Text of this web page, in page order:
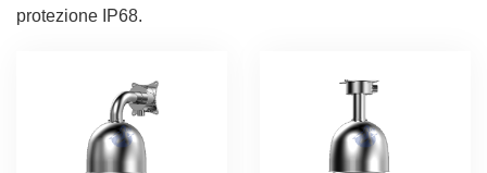
protezione IP68.